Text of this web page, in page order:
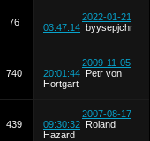
76
2022-01-21
03:47:14 byysepjchr
740
2009-11-05
20:01:44 Petr von
Hortgart
439
2007-08-17
09:30:32 Roland
Hazard